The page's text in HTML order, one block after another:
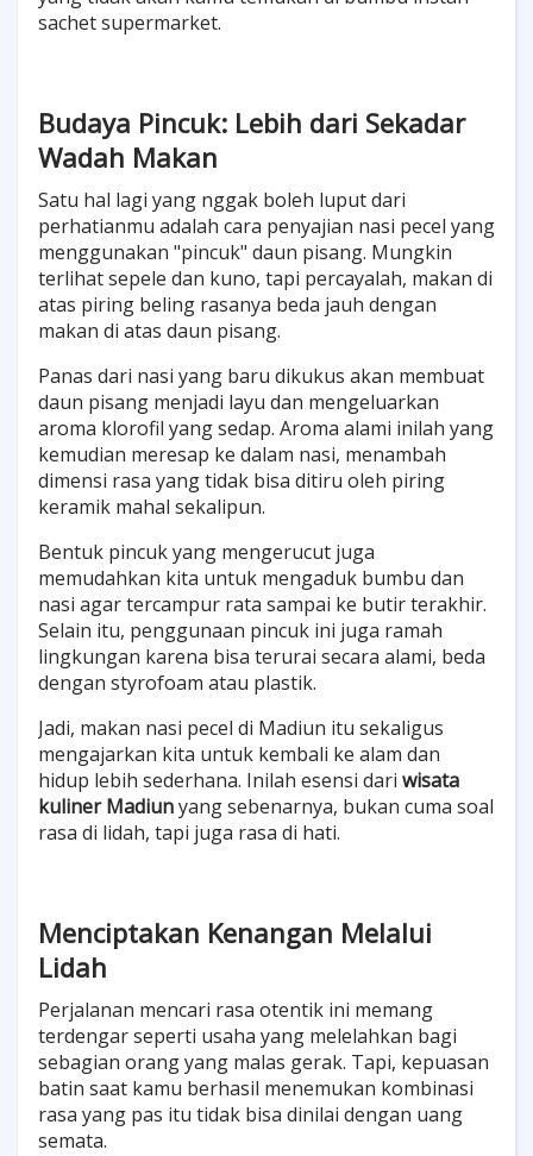
sachet supermarket.
Budaya Pincuk: Lebih dari Sekadar
Wadah Makan
Satu hal lagi yang nggak boleh luput dari
perhatianmu adalah cara penyajian nasi pecel yang
menggunakan "pincuk" daun pisang. Mungkin
terlihat sepele dan kuno, tapi percayalah, makan di
atas piring beling rasanya beda jauh dengan
makan di atas daun pisang.
Panas dari nasi yang baru dikukus akan membuat
daun pisang menjadi layu dan mengeluarkan
aroma klorofil yang sedap. Aroma alami inilah yang
kemudian meresap ke dalam nasi, menambah
dimensi rasa yang tidak bisa ditiru oleh piring
keramik mahal sekalipun.
Bentuk pincuk yang mengerucut juga
memudahkan kita untuk mengaduk bumbu dan
nasi agar tercampur rata sampai ke butir terakhir.
Selain itu, penggunaan pincuk ini juga ramah
lingkungan karena bisa terurai secara alami, beda
dengan styrofoam atau plastik.
Jadi, makan nasi pecel di Madiun itu sekaligus
mengajarkan kita untuk kembali ke alam dan
hidup lebih sederhana. Inilah esensi dari wisata
kuliner Madiunyang sebenarnya, bukan cuma soal
rasa di lidah, tapi juga rasa di hati.
Menciptakan Kenangan Melalui
Lidah
Perjalanan mencari rasa otentik ini memang
terdengar seperti usaha yang melelahkan bagi
sebagian orang yang malas gerak. Tapi, kepuasan
batin saat kamu berhasil menemukan kombinasi
rasa yang pas itu tidak bisa dinilai dengan uang
semata.